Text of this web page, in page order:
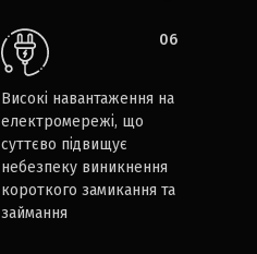
06
Високі навантаження на
електромережі, що
суттєво підвищує
небезпеку виникнення
короткого замикання та
займання